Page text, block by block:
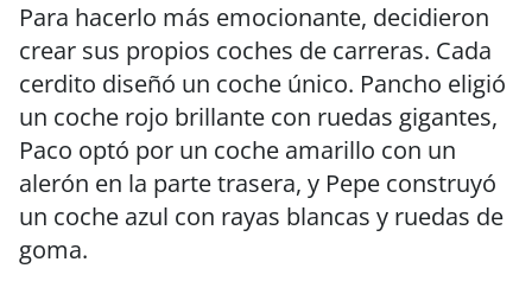
Para hacerlo más emocionante, decidieron
crear sus propios coches de carreras. Cada
cerdito diseñó un coche único. Pancho eligió
un coche rojo brillante con ruedas gigantes,
Paco optó por un coche amarillo con un
alerón en la parte trasera, y Pepe construyó
un coche azul con rayas blancas y ruedas de
goma.